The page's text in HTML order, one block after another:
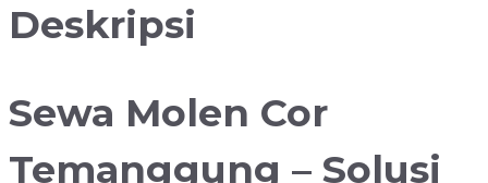
Deskripsi
Sewa Molen Cor
Temanggung – Solusi